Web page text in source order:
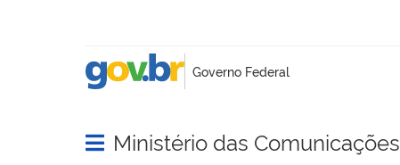
Abrir menu principal de navegação
Ministério das Comunicações